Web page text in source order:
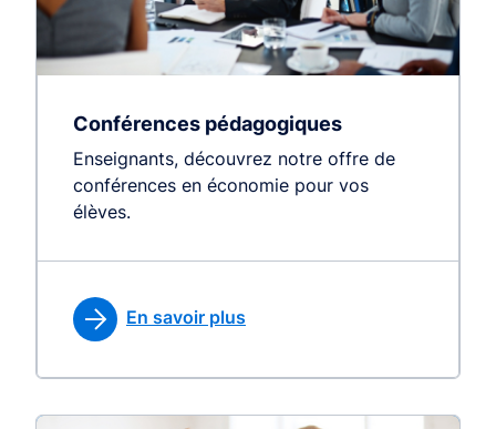
Conférences pédagogiques
Enseignants, découvrez notre offre de
conférences en économie pour vos
élèves.
En savoir plus